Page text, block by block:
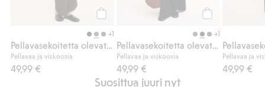
+1
Pellavaa ja viskoosia
49,99 €
+1
Pellavaa ja viskoosia
49,99 €
Pellavaa ja
49,99 €
Suosittua juuri nyt